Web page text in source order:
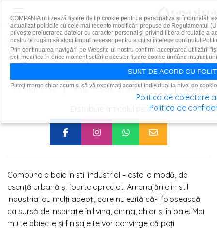
Compune o baie in stil industrial
20 mai 2016 | BAIE CASE ȘI AMENAJĂRI | ADMIN
Compune o baie in stil industrial – este la modă, de
esență urbană și foarte apreciat. Amenajările in stil
industrial au mulți adepți, care nu ezită să-l folosească
ca sursă de inspirație în living, dining, chiar și în baie. Mai
multe obiecte și finisaje te vor convinge că poți
COMPANIA utilizează fişiere de tip cookie pentru a personaliza și îmbunătăți
actualizat politicile cu cele mai recente modificări propuse de Regulamentul
privește prelucrarea datelor cu caracter personal și privind libera circulație a
nostru te rugăm să aloci timpul necesar pentru a citi și înțelege conținutul
Prin continuarea navigării pe Website-ul nostru confirmi acceptarea utilizării
poți modifica în orice moment setările acestor fişiere cookie urmând
SUNT DE ACORD CU
Puteți merge chiar acum și să vă exprimați acordul individual la nivel de
Politica de colectare
Politica de